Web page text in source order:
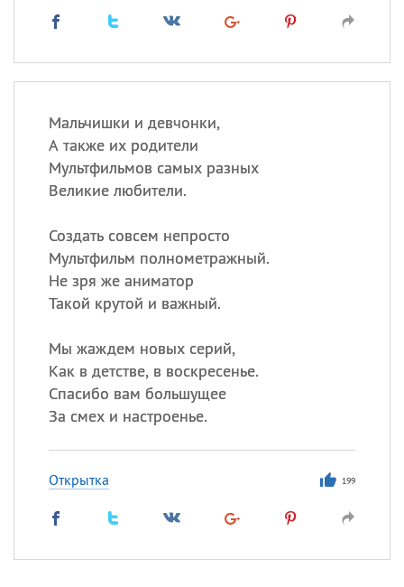
Мальчишки и девчонки,
А также их родители
Мультфильмов самых разных
Великие любители.
Создать совсем непросто
Мультфильм полнометражный.
Не зря же аниматор
Такой крутой и важный.
Мы жаждем новых серий,
Как в детстве, в воскресенье.
Спасибо вам большущее
За смех и настроенье.
Открытка 199